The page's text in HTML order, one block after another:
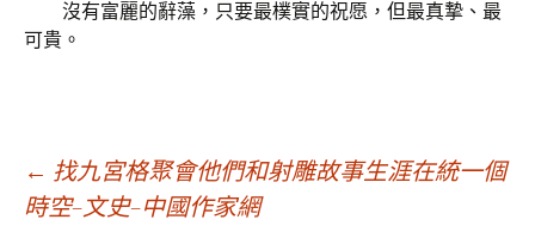
沒有富麗的辭藻，只要最樸實的祝愿，但最真摯、最
可貴。
文
← 找九宮格聚會他們和射雕故事生涯在統一個
時空–文史–中國作家網